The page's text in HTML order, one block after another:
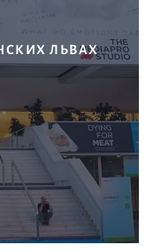
ЛЬВАХ